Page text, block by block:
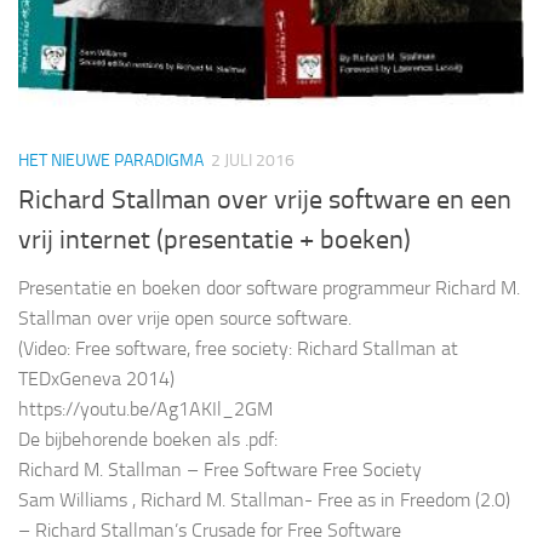
HET NIEUWE PARADIGMA 2 JULI 2016
Richard Stallman over vrije software en een
vrij internet (presentatie + boeken)
Presentatie en boeken door software programmeur Richard M.
Stallman over vrije open source software.
(Video: Free software, free society: Richard Stallman at
TEDxGeneva 2014)
https://youtu.be/Ag1AKIl_2GM
De bijbehorende boeken als .pdf:
Richard M. Stallman – Free Software Free Society
Sam Williams , Richard M. Stallman- Free as in Freedom (2.0)
– Richard Stallman’s Crusade for Free Software